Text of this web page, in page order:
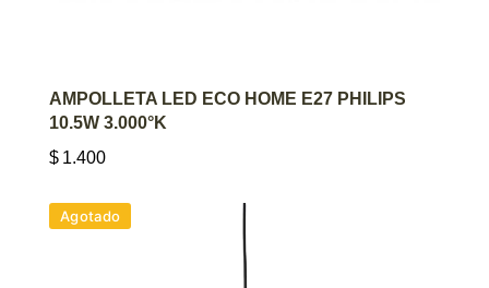
AGREGAR AL CARRITO
AMPOLLETA LED ECO HOME E27 PHILIPS
10.5W 3.000°K
$ 1.400
Agotado